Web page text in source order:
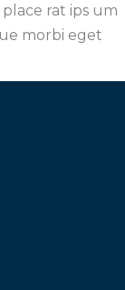
rat ips um
morbi eget